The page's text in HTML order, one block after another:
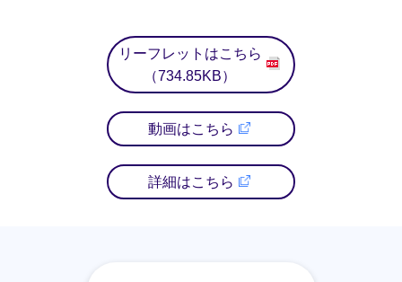
リーフレットはこちら
（734.85KB）
動画はこちら
詳細はこちら